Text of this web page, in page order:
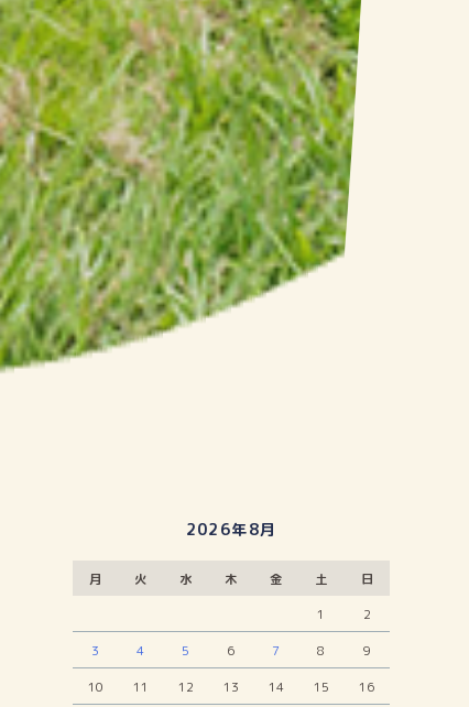
2026年8月
月 火 水 木 金 土 日
1 2
3 4 5 6 7 8 9
10 11 12 13 14 15 16